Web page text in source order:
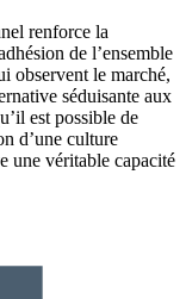
renforce la
de l’ensemble
observent le marché,
séduisante aux
est possible de
d’une culture
une véritable capacité